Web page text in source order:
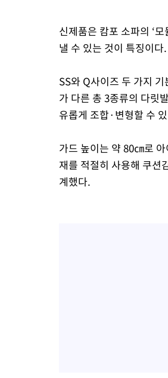
신제품은 캄포 소파의 ‘
낼 수 있는 것이 특징이다.
SS와 Q사이즈 두 가지
가 다른 총 3종류의 다릿
유롭게 조합·변형할 수
가드 높이는 약 80㎝로
재를 적절히 사용해 쿠션
계했다.